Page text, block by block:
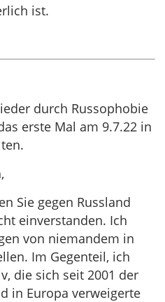
ist.
durch Russophobie
erste Mal am 9.7.22 in
Sie gegen Russland
einverstanden. Ich
von niemandem in
Im Gegenteil, ich
die sich seit 2001 der
in Europa verweigerte